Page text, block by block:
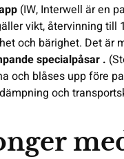
(IW, Interwell är en
vikt, återvinning till
och bärighet. Det är
specialpåsar .
och blåses upp före
och